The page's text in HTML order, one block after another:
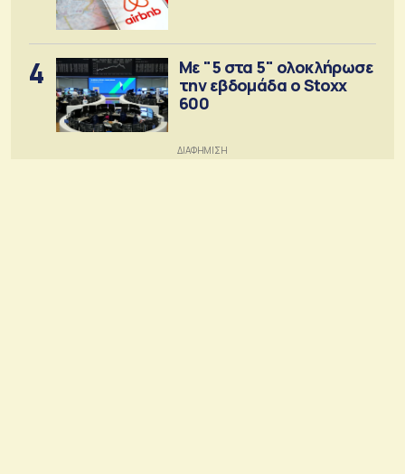
4
Με "5 στα 5" ολοκλήρωσε
την εβδομάδα ο Stoxx
600